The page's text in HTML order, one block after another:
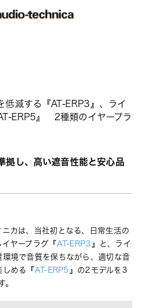
低減する『AT-ERP3』、ライ
ERP5』 2種類のイヤープラ
拠し、高い遮音性能と安心品
カは、当社初となる、日常生活の
ヤープラグ『AT-ERP3 』と、ライ
境で音質を保ちながら、適切な音
しめる『AT-ERP5 』の2モデルを3